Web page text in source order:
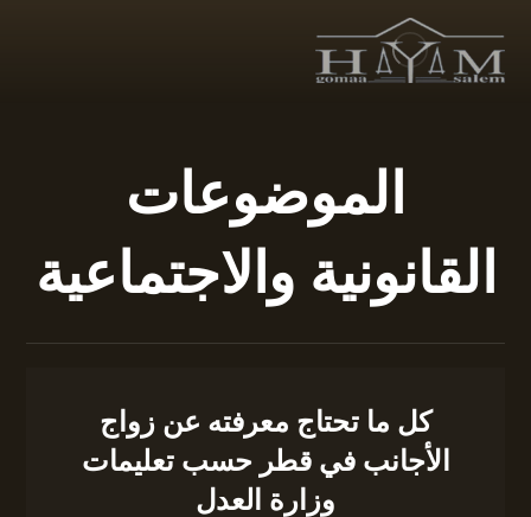
الموضوعات
القانونية والاجتماعية
كل ما تحتاج معرفته عن زواج
الأجانب في قطر حسب تعليمات
وزارة العدل